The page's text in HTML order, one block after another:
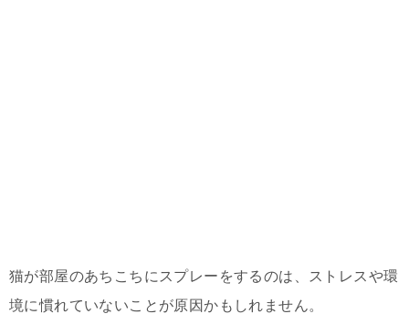
猫が部屋のあちこちにスプレーをするのは、ストレスや環
境に慣れていないことが原因かもしれません。